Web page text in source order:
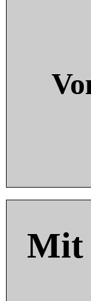
Mit